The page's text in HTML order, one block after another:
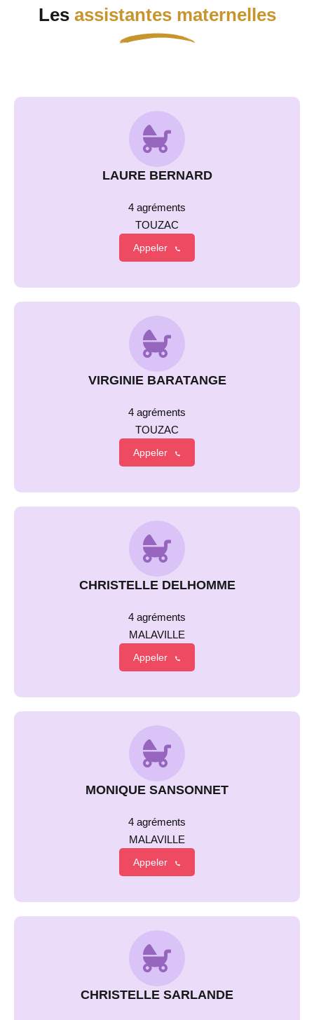
Les assistantes maternelles
LAURE BERNARD
4 agréments
TOUZAC
Appeler
VIRGINIE BARATANGE
4 agréments
TOUZAC
Appeler
CHRISTELLE DELHOMME
4 agréments
MALAVILLE
Appeler
MONIQUE SANSONNET
4 agréments
MALAVILLE
Appeler
CHRISTELLE SARLANDE